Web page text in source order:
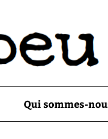
Qui sommes-